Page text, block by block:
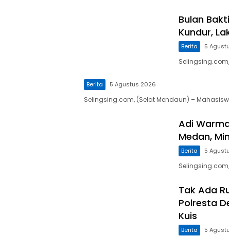
Bulan
Kundur,
Berita 5
Berita 5 Agustus 2026
Selingsing.com, (Selat Mendaun) –
Adi
Medan,
Berita 5
Tak Ada
Polresta
Kuis
Berita 5